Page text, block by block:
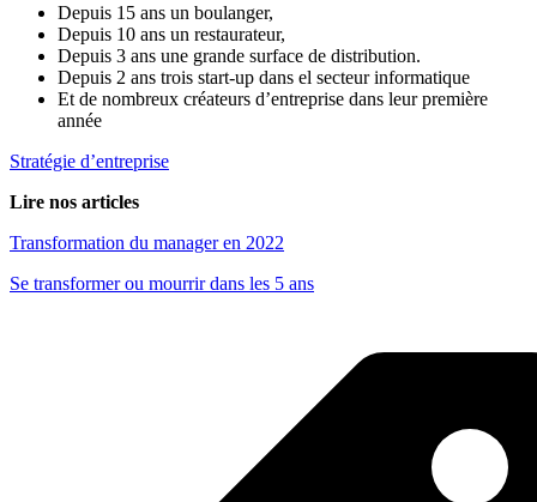
Depuis 15 ans un boulanger,
Depuis 10 ans un restaurateur,
Depuis 3 ans une grande surface de distribution.
Depuis 2 ans trois start-up dans el secteur informatique
Et de nombreux créateurs d’entreprise dans leur première
année
Stratégie d’entreprise
Lire nos articles
Transformation du manager en 2022
Se transformer ou mourrir dans les 5 ans